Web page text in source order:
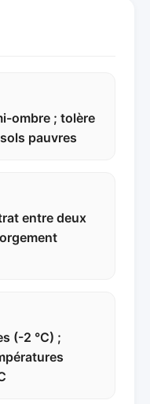
ombre ; tolère
pauvres
entre deux
(-2 °C) ;